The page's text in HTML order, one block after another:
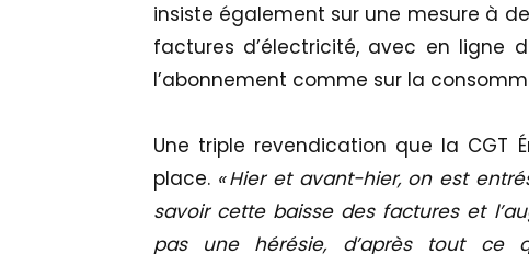
insiste également sur une mesure à
factures d’électricité, avec en ligne
l’abonnement comme sur la
Une triple revendication que la CGT
place. « Hier et avant-hier, on est
savoir cette baisse des factures et
pas une hérésie, d’après tout